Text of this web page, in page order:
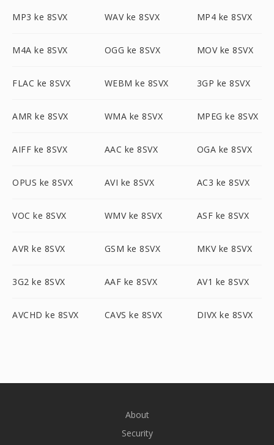
MP3 ke 8SVX WAV ke 8SVX MP4 ke 8SVX
M4A ke 8SVX OGG ke 8SVX MOV ke 8SVX
FLAC ke 8SVX WEBM ke 8SVX 3GP ke 8SVX
AMR ke 8SVX WMA ke 8SVX MPEG ke 8SVX
AIFF ke 8SVX AAC ke 8SVX OGA ke 8SVX
OPUS ke 8SVX AVI ke 8SVX AC3 ke 8SVX
VOC ke 8SVX WMV ke 8SVX ASF ke 8SVX
AVR ke 8SVX GSM ke 8SVX MKV ke 8SVX
3G2 ke 8SVX AAF ke 8SVX AV1 ke 8SVX
AVCHD ke 8SVX CAVS ke 8SVX DIVX ke 8SVX
About
Security